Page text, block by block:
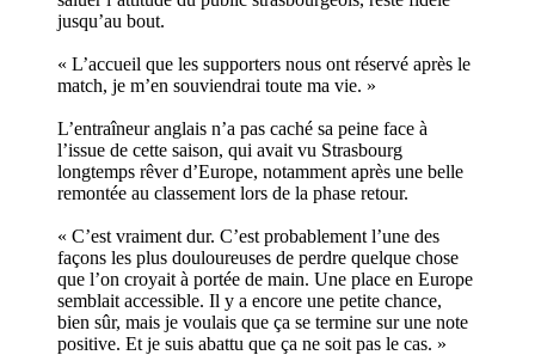
jusqu’au bout.
« L’accueil que les supporters nous ont réservé après le
match, je m’en souviendrai toute ma vie. »
L’entraîneur anglais n’a pas caché sa peine face à
l’issue de cette saison, qui avait vu Strasbourg
longtemps rêver d’Europe, notamment après une belle
remontée au classement lors de la phase retour.
« C’est vraiment dur. C’est probablement l’une des
façons les plus douloureuses de perdre quelque chose
que l’on croyait à portée de main. Une place en Europe
semblait accessible. Il y a encore une petite chance,
bien sûr, mais je voulais que ça se termine sur une note
positive. Et je suis abattu que ça ne soit pas le cas. »